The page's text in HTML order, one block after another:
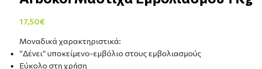
17,50€
Μοναδικά χαρακτηριστικά:
”Δένει” υποκείμενο-εμβόλιο στους εμβολιασμούς
Εύκολο στη χρήση